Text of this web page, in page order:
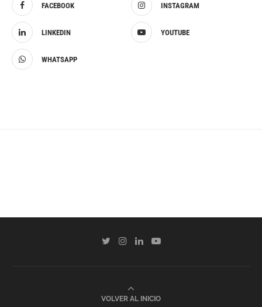
FACEBOOK INSTAGRAM
LINKEDIN YOUTUBE
WHATSAPP
VOLVER AL INICIO